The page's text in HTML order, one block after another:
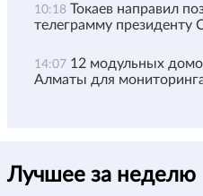
10:18 Токаев направил
телеграмму президенту
14:07 12 модульных
Алматы для
Лучшее за неделю